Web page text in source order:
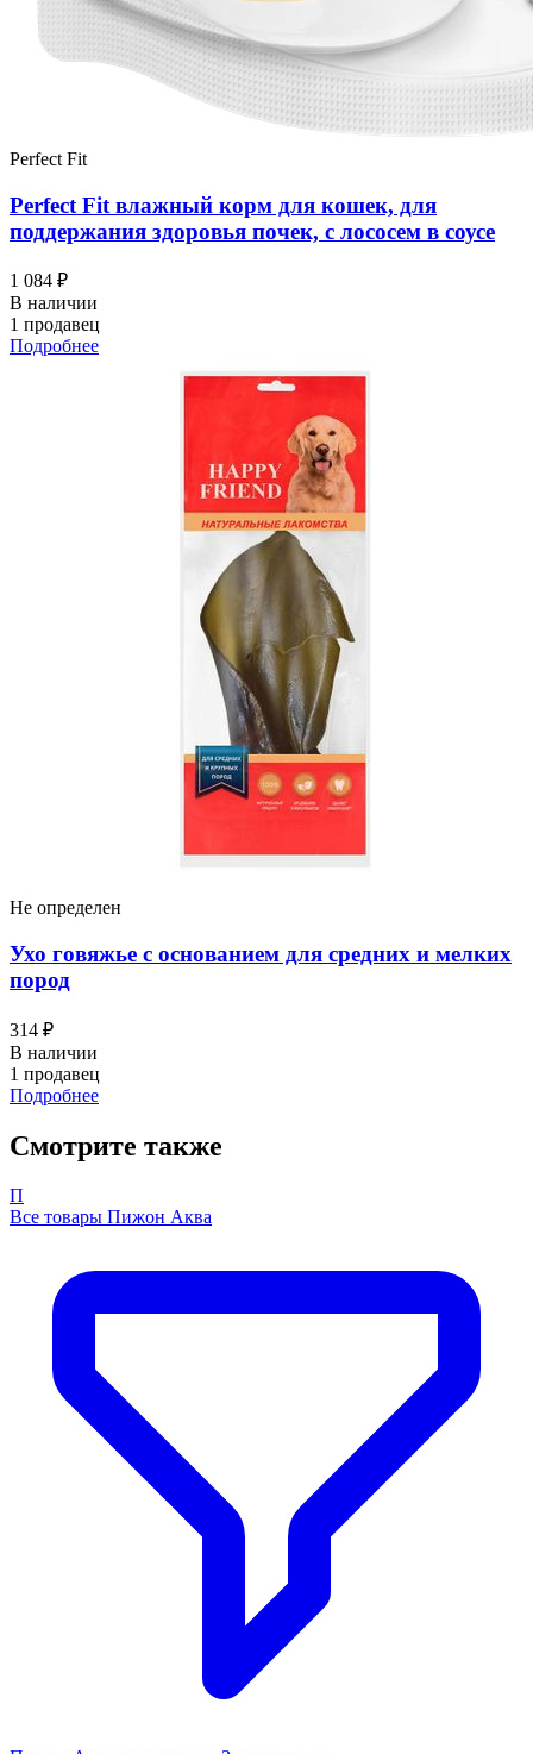
Perfect Fit
Perfect Fit влажный корм для кошек, для
поддержания здоровья почек, с лососем в соусе
1 084 ₽
В наличии
1 продавец
Подробнее
Не определен
Ухо говяжье с основанием для средних и мелких
пород
314 ₽
В наличии
1 продавец
Подробнее
Смотрите также
П
Все товары Пижон Аква